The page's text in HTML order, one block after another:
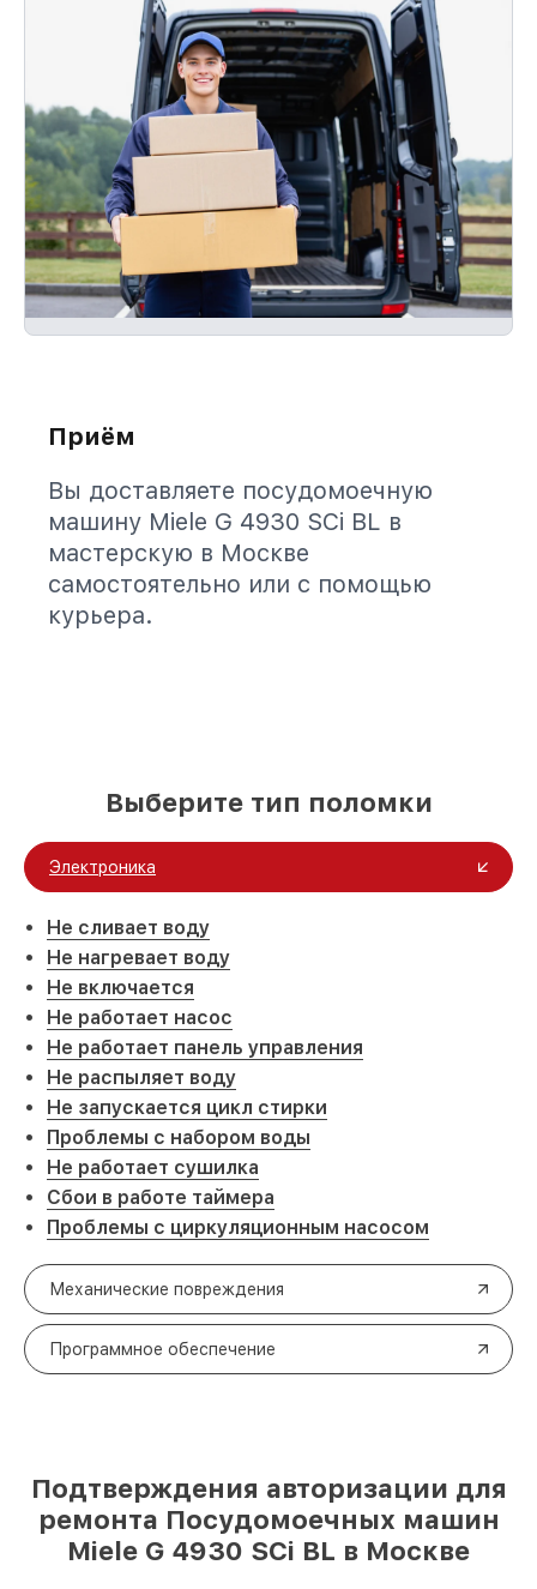
Приём
Вы доставляете посудомоечную
машину Miele G 4930 SCi BL в
мастерскую в Москве
самостоятельно или с помощью
курьера.
Выберите тип поломки
Электроника
Не сливает воду
Не нагревает воду
Не включается
Не работает насос
Не работает панель управления
Не распыляет воду
Не запускается цикл стирки
Проблемы с набором воды
Не работает сушилка
Сбои в работе таймера
Проблемы с циркуляционным насосом
Механические повреждения
Программное обеспечение
Подтверждения авторизации для
ремонта Посудомоечных машин
Miele G 4930 SCi BL в Москве